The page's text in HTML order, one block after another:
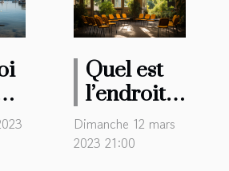
Quel est
l’endroit
parfait
pour
Dimanche 12 mars
2023 21:00